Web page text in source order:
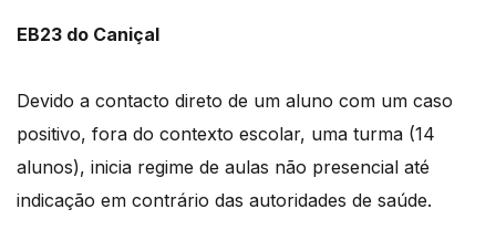
EB23 do Caniçal
Devido a contacto direto de um aluno com um caso
positivo, fora do contexto escolar, uma turma (14
alunos), inicia regime de aulas não presencial até
indicação em contrário das autoridades de saúde.